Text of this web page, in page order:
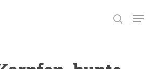
search
Menu